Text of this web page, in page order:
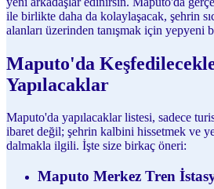
ile birlikte daha da kolaylaşacak, şehrin
alanları üzerinden tanışmak için yepyeni
Maputo'da
Yapılacaklar
Maputo'da yapılacaklar listesi, sadece
ibaret değil; şehrin kalbini hissetmek ve
dalmakla ilgili. İşte size birkaç öneri:
Maputo Merkez Tren